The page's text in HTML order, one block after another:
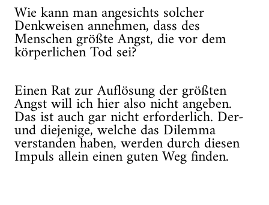
Wie kann man angesichts solcher
Denkweisen annehmen, dass des
Menschen größte Angst, die vor dem
körperlichen Tod sei?
Einen Rat zur Auflösung der größten
Angst will ich hier also nicht angeben.
Das ist auch gar nicht erforderlich. Der-
und diejenige, welche das Dilemma
verstanden haben, werden durch diesen
Impuls allein einen guten Weg finden.